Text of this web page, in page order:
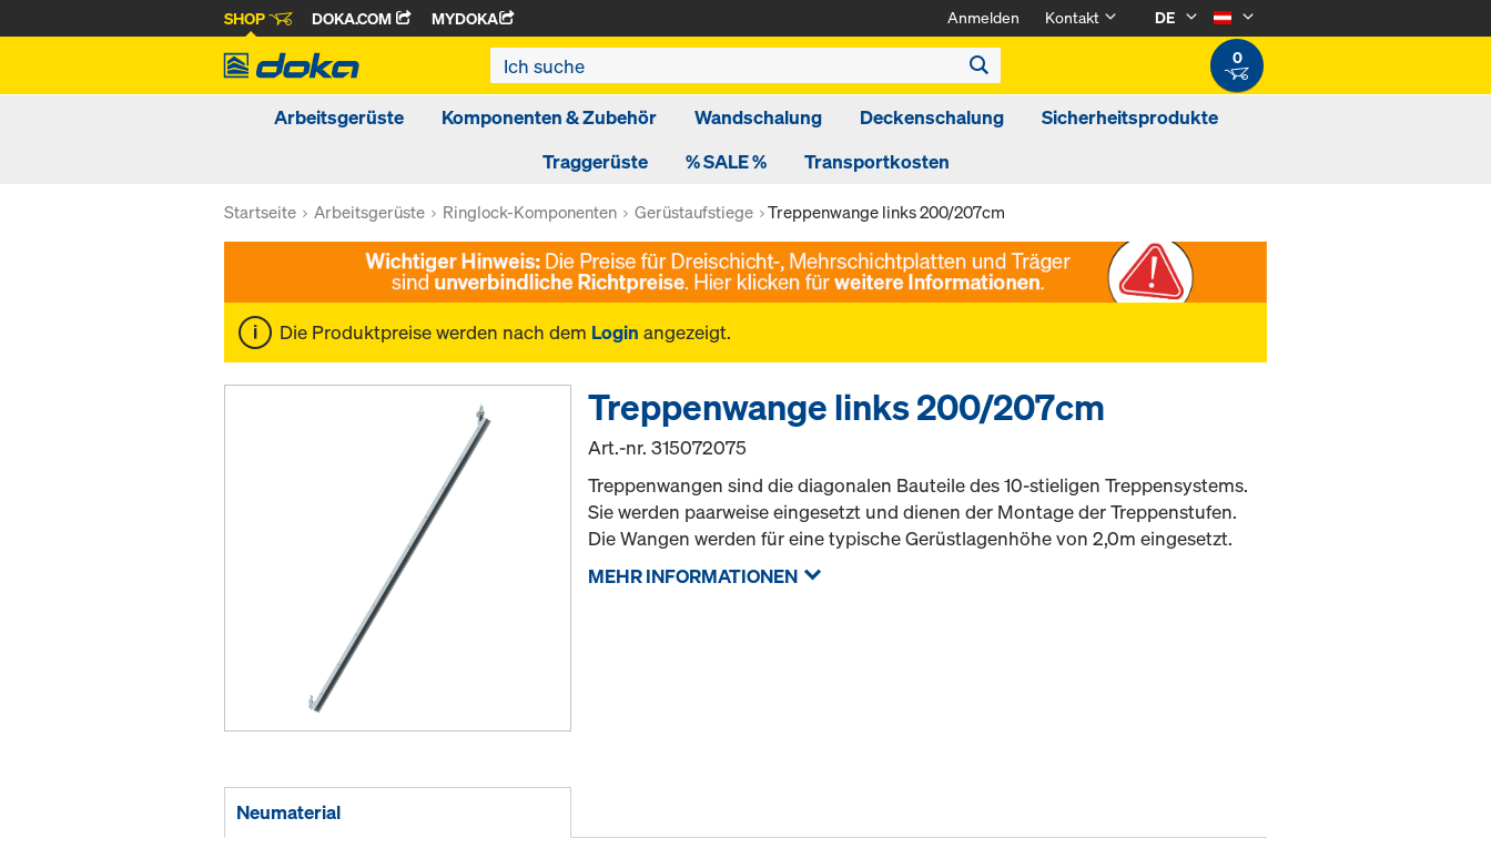
SHOP DOKA.COM MYDOKA Anmelden Kontakt
DE
0
Arbeitsgerüste Komponenten & Zubehör Wandschalung Deckenschalung
Sicherheitsprodukte
Traggerüste
% SALE % Transportkosten
Startseite Arbeitsgerüste Ringlock-Komponenten Gerüstaufstiege Treppenwange links 200/207cm
Die Produktpreise werden nach dem Login angezeigt.
Treppenwange links 200/207cm
Art.-nr.315072075
Treppenwangen sind die diagonalen Bauteile des 10-stieligen Treppensystems.
Sie werden paarweise eingesetzt und dienen der Montage der Treppenstufen.
Die Wangen werden für eine typische Gerüstlagenhöhe von 2,0m eingesetzt.
MEHR INFORMATIONEN
Neumaterial